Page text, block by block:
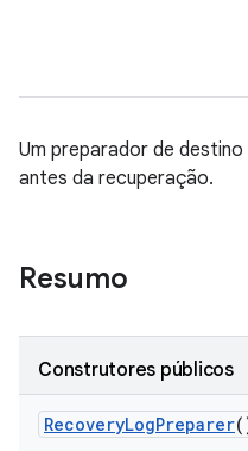
Um preparador de
antes da recuperação.
Resumo
Construtores públicos
RecoveryLogPreparer